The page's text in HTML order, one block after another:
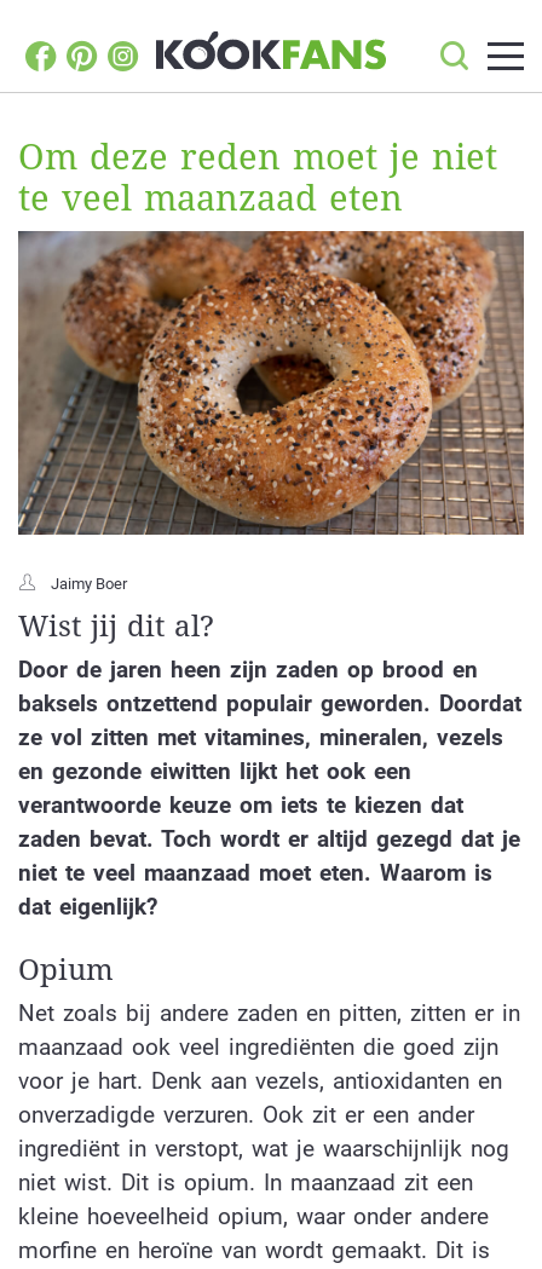
Om deze reden moet je niet
te veel maanzaad eten
Jaimy Boer
Wist jij dit al?
Door de jaren heen zijn zaden op brood en
baksels ontzettend populair geworden. Doordat
ze vol zitten met vitamines, mineralen, vezels
en gezonde eiwitten lijkt het ook een
verantwoorde keuze om iets te kiezen dat
zaden bevat. Toch wordt er altijd gezegd dat je
niet te veel maanzaad moet eten. Waarom is
dat eigenlijk?
Opium
Net zoals bij andere zaden en pitten, zitten er in
maanzaad ook veel ingrediënten die goed zijn
voor je hart. Denk aan vezels, antioxidanten en
onverzadigde verzuren. Ook zit er een ander
ingrediënt in verstopt, wat je waarschijnlijk nog
niet wist. Dit is opium. In maanzaad zit een
kleine hoeveelheid opium, waar onder andere
morfine en heroïne van wordt gemaakt. Dit is